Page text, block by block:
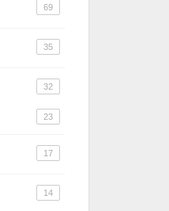
69
35
32
23
17
14